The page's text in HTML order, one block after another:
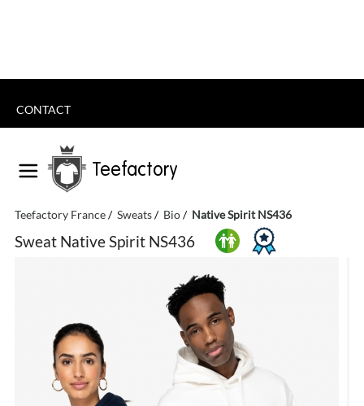
CONTACT
Teefactory
Teefactory France Sweats Bio Native Spirit NS436
Sweat Native Spirit NS436